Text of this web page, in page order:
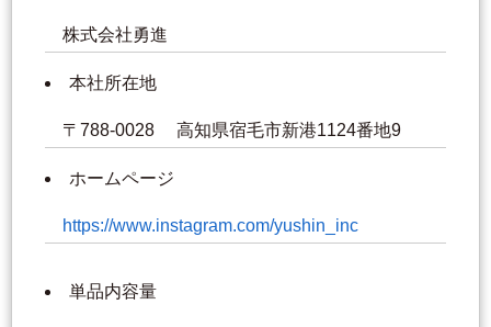
株式会社勇進
本社所在地
〒788-0028 高知県宿毛市新港1124番地9
ホームページ
https://www.instagram.com/yushin_inc
単品内容量